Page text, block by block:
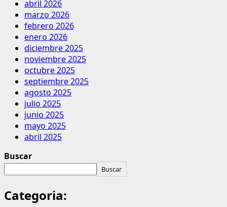
abril 2026
marzo 2026
febrero 2026
enero 2026
diciembre 2025
noviembre 2025
octubre 2025
septiembre 2025
agosto 2025
julio 2025
junio 2025
mayo 2025
abril 2025
Buscar
Buscar
Categoria: